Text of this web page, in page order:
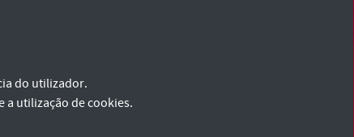
do utilizador.
a utilização de cookies.